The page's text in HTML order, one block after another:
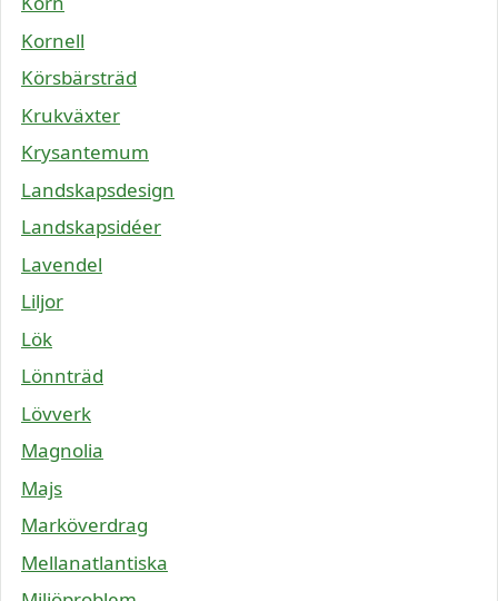
Kornell
Körsbärsträd
Krukväxter
Krysantemum
Landskapsdesign
Landskapsidéer
Lavendel
Liljor
Lök
Lönnträd
Lövverk
Magnolia
Majs
Marköverdrag
Mellanatlantiska